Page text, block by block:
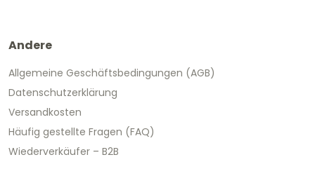
Andere
Allgemeine Geschäftsbedingungen (AGB)
Datenschutzerklärung
Versandkosten
Häufig gestellte Fragen (FAQ)
Wiederverkäufer – B2B